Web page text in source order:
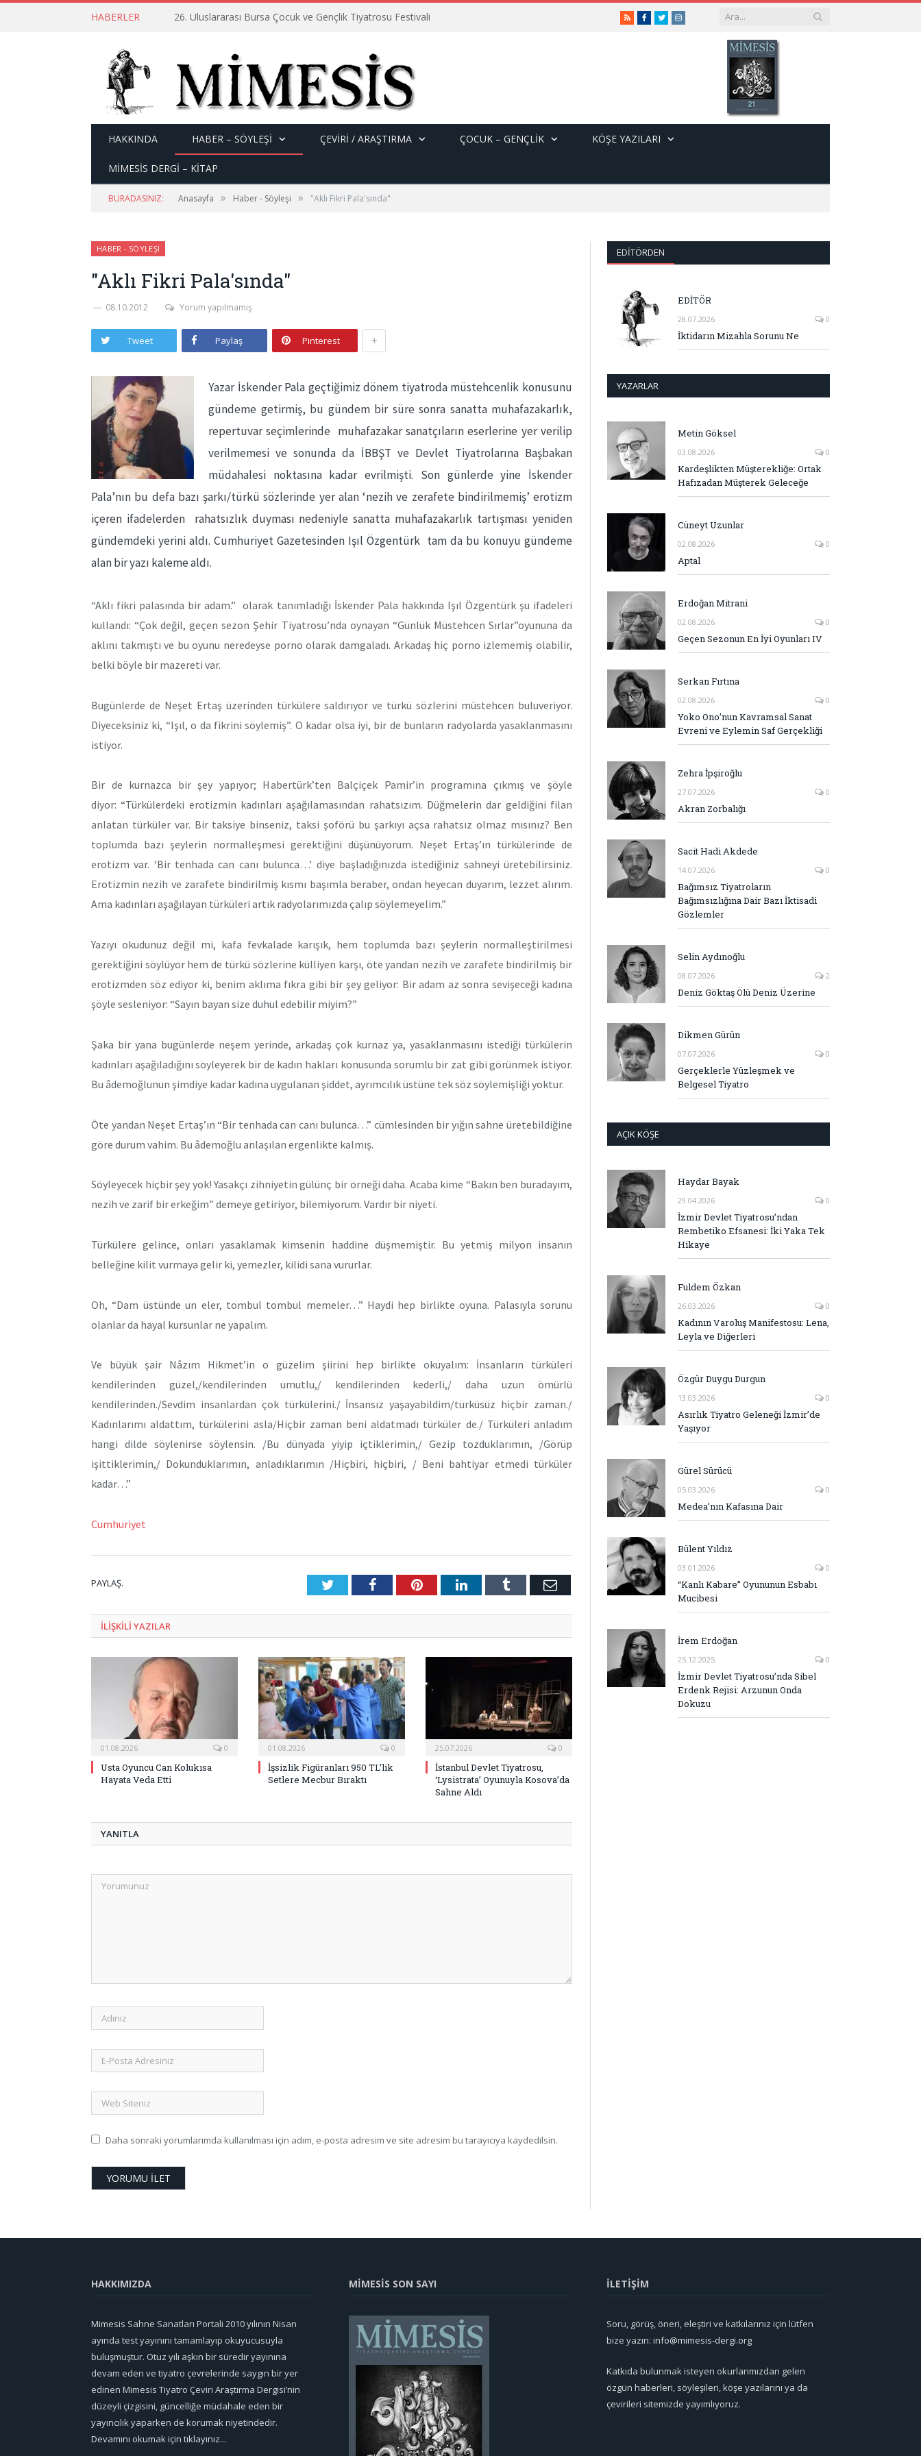
HABERLER 26. Uluslararası Bursa Çocuk ve Gençlik Tiyatrosu Festivali RSSFacebook
TwitterInstagram
HAKKINDA HABER – SÖYLEŞI ÇEVİRİ / ARAŞTIRMA ÇOCUK – GENÇLIK KÖŞE YAZILARI
MİMESİS DERGİ – KİTAP
BURADASINIZ: Anasayfa » Haber - Söyleşi » "Aklı Fikri Pala'sında"
HABER - SÖYLEŞI
"Aklı Fikri Pala'sında"
08.10.2012 Yorum yapılmamış
Tweet Paylaş Pinterest +
Yazar İskender Pala geçtiğimiz dönem tiyatroda müstehcenlik konusunu
gündeme getirmiş, bu gündem bir süre sonra sanatta muhafazakarlık,
repertuvar seçimlerinde muhafazakar sanatçıların eserlerine yer verilip
verilmemesi ve sonunda da İBBŞT ve Devlet Tiyatrolarına Başbakan
müdahalesi noktasına kadar evrilmişti. Son günlerde yine İskender
Pala’nın bu defa bazı şarkı/türkü sözlerinde yer alan ‘nezih ve zerafete bindirilmemiş’ erotizm
içeren ifadelerden rahatsızlık duyması nedeniyle sanatta muhafazakarlık tartışması yeniden
gündemdeki yerini aldı. Cumhuriyet Gazetesinden Işıl Özgentürk tam da bu konuyu gündeme
alan bir yazı kaleme aldı.
“Aklı fikri palasında bir adam.” olarak tanımladığı İskender Pala hakkında Işıl Özgentürk şu ifadeleri
kullandı: “Çok değil, geçen sezon Şehir Tiyatrosu’nda oynayan “Günlük Müstehcen Sırlar”oyununa da
aklını takmıştı ve bu oyunu neredeyse porno olarak damgaladı. Arkadaş hiç porno izlememiş olabilir,
belki böyle bir mazereti var.
Bugünlerde de Neşet Ertaş üzerinden türkülere saldırıyor ve türkü sözlerini müstehcen buluveriyor.
Diyeceksiniz ki, “Işıl, o da fikrini söylemiş”. O kadar olsa iyi, bir de bunların radyolarda yasaklanmasını
istiyor.
Bir de kurnazca bir şey yapıyor; Habertürk’ten Balçiçek Pamir’in programına çıkmış ve şöyle
diyor: “Türkülerdeki erotizmin kadınları aşağılamasından rahatsızım. Düğmelerin dar geldiğini filan
anlatan türküler var. Bir taksiye binseniz, taksi şoförü bu şarkıyı açsa rahatsız olmaz mısınız? Ben
toplumda bazı şeylerin normalleşmesi gerektiğini düşünüyorum. Neşet Ertaş’ın türkülerinde de
erotizm var. ‘Bir tenhada can canı bulunca…’ diye başladığınızda istediğiniz sahneyi üretebilirsiniz.
Erotizmin nezih ve zarafete bindirilmiş kısmı başımla beraber, ondan heyecan duyarım, lezzet alırım.
Ama kadınları aşağılayan türküleri artık radyolarımızda çalıp söylemeyelim.”
Yazıyı okudunuz değil mi, kafa fevkalade karışık, hem toplumda bazı şeylerin normalleştirilmesi
gerektiğini söylüyor hem de türkü sözlerine külliyen karşı, öte yandan nezih ve zarafete bindirilmiş bir
erotizmden söz ediyor ki, benim aklıma fıkra gibi bir şey geliyor: Bir adam az sonra sevişeceği kadına
şöyle sesleniyor: “Sayın bayan size duhul edebilir miyim?”
Şaka bir yana bugünlerde neşem yerinde, arkadaş çok kurnaz ya, yasaklanmasını istediği türkülerin
kadınları aşağıladığını söyleyerek bir de kadın hakları konusunda sorumlu bir zat gibi görünmek istiyor.
Bu âdemoğlunun şimdiye kadar kadına uygulanan şiddet, ayrımcılık üstüne tek söz söylemişliği yoktur.
Öte yandan Neşet Ertaş’ın “Bir tenhada can canı bulunca…” cümlesinden bir yığın sahne üretebildiğine
göre durum vahim. Bu âdemoğlu anlaşılan ergenlikte kalmış.
Söyleyecek hiçbir şey yok! Yasakçı zihniyetin gülünç bir örneği daha. Acaba kime “Bakın ben buradayım,
nezih ve zarif bir erkeğim” demeye getiriyor, bilemiyorum. Vardır bir niyeti.
Türkülere gelince, onları yasaklamak kimsenin haddine düşmemiştir. Bu yetmiş milyon insanın
belleğine kilit vurmaya gelir ki, yemezler, kilidi sana vururlar.
Oh, “Dam üstünde un eler, tombul tombul memeler…” Haydi hep birlikte oyuna. Palasıyla sorunu
olanlar da hayal kursunlar ne yapalım.
Ve büyük şair Nâzım Hikmet’in o güzelim şiirini hep birlikte okuyalım: İnsanların türküleri
kendilerinden güzel,/kendilerinden umutlu,/ kendilerinden kederli,/ daha uzun ömürlü
kendilerinden./Sevdim insanlardan çok türkülerini./ İnsansız yaşayabildim/türküsüz hiçbir zaman./
Kadınlarımı aldattım, türkülerini asla/Hiçbir zaman beni aldatmadı türküler de./ Türküleri anladım
hangi dilde söylenirse söylensin. /Bu dünyada yiyip içtiklerimin,/ Gezip tozduklarımın, /Görüp
işittiklerimin,/ Dokunduklarımın, anladıklarımın /Hiçbiri, hiçbiri, / Beni bahtiyar etmedi türküler
kadar…”
Cumhuriyet
PAYLAŞ. TwitterFacebookPinterestLinkedInTumblr E-
ILIŞKILI YAZILAR
01.08.2026 0
Usta Oyuncu Can Kolukısa
Hayata Veda Etti
01.08.2026 0
İşsizlik Figüranları 950 TL’lik
Setlere Mecbur Bıraktı
25.07.2026 0
İstanbul Devlet Tiyatrosu,
‘Lysistrata’ Oyunuyla Kosova’da
Sahne Aldı
YANITLA
Daha sonraki yorumlarımda kullanılması için adım, e-posta adresim ve site adresim bu tarayıcıya kaydedilsin.
EDITÖRDEN
EDİTÖR
28.07.2026 0
İktidarın Mizahla Sorunu Ne
YAZARLAR
Metin Göksel
03.08.2026 0
Kardeşlikten Müşterekliğe: Ortak
Hafızadan Müşterek Geleceğe
Cüneyt Uzunlar
02.08.2026 0
Aptal
Erdoğan Mitrani
02.08.2026 0
Geçen Sezonun En İyi Oyunları IV
Serkan Fırtına
02.08.2026 0
Yoko Ono’nun Kavramsal Sanat
Evreni ve Eylemin Saf Gerçekliği
Zehra İpşiroğlu
27.07.2026 0
Akran Zorbalığı
Sacit Hadi Akdede
14.07.2026 0
Bağımsız Tiyatroların
Bağımsızlığına Dair Bazı İktisadi
Gözlemler
Selin Aydınoğlu
08.07.2026 2
Deniz Göktaş Ölü Deniz Üzerine
Dikmen Gürün
07.07.2026 0
Gerçeklerle Yüzleşmek ve
Belgesel Tiyatro
AÇIK KÖŞE
Haydar Bayak
29.04.2026 0
İzmir Devlet Tiyatrosu’ndan
Rembetiko Efsanesi: İki Yaka Tek
Hikaye
Fuldem Özkan
26.03.2026 0
Kadının Varoluş Manifestosu: Lena,
Leyla ve Diğerleri
Özgür Duygu Durgun
13.03.2026 0
Asırlık Tiyatro Geleneği İzmir’de
Yaşıyor
Gürel Sürücü
05.03.2026 0
Medea’nın Kafasına Dair
Bülent Yıldız
03.01.2026 0
“Kanlı Kabare” Oyununun Esbabı
Mucibesi
İrem Erdoğan
25.12.2025 0
İzmir Devlet Tiyatrosu’nda Sibel
Erdenk Rejisi: Arzunun Onda
Dokuzu
HAKKIMIZDA
Mimesis Sahne Sanatları Portali 2010 yılının Nisan
ayında test yayınını tamamlayıp okuyucusuyla
buluşmuştur. Otuz yılı aşkın bir süredir yayınına
devam eden ve tiyatro çevrelerinde saygın bir yer
edinen Mimesis Tiyatro Çeviri Araştırma Dergisi’nin
düzeyli çizgisini, güncelliğe müdahale eden bir
yayıncılık yaparken de korumak niyetindedir.
Devamını okumak için tıklayınız...
MİMESİS SON SAYI İLETİŞİM
Soru, görüş, öneri, eleştiri ve katkılarınız için lütfen
bize yazın: info@mimesis-dergi.org
Katkıda bulunmak isteyen okurlarımızdan gelen
özgün haberleri, söyleşileri, köşe yazılarını ya da
çevirileri sitemizde yayımlıyoruz.